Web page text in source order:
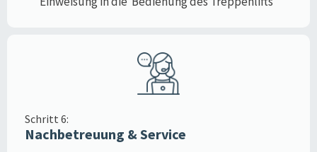
Schritt 6:
Nachbetreuung & Service